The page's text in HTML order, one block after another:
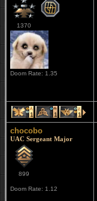
1370
Doom Rate: 1.35
1 1 1
chocobo
UAC Sergeant Major
899
Doom Rate: 1.12